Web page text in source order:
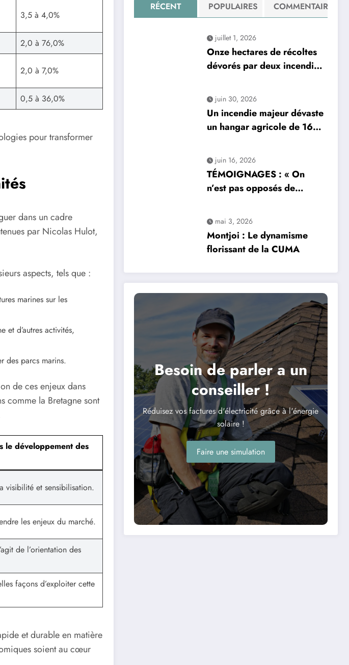
3,5 à 4,0%
2,0 à 76,0%
2,0 à 7,0%
0,5 à 36,0%
pour transformer
dans un cadre
par Nicolas Hulot,
aspects, tels que :
marines sur les
et d’autres activités,
des parcs marins.
de ces enjeux dans
comme la Bretagne sont
le développement des
visibilité et sensibilisation.
les enjeux du marché.
de l’orientation des
façons d’exploiter cette
et durable en matière
soient au cœur
RÉCENT POPULAIRES COMMENTAIRE
juillet 1, 2026
Onze hectares de récoltes
dévorés par deux incendies
sinistre dévastateur
juin 30, 2026
Un incendie majeur dévaste
un hangar agricole de 1600
de bottes de paille
juin 16, 2026
TÉMOIGNAGES : « On
n’est pas opposés de
projet solaire de 37
hectares suscite la
controverse
mai 3, 2026
Montjoi : Le dynamisme
florissant de la CUMA
Besoin de parler a un
conseiller !
Réduisez vos factures d'électricité grâce à l'énergie
solaire !
Faire une simulation